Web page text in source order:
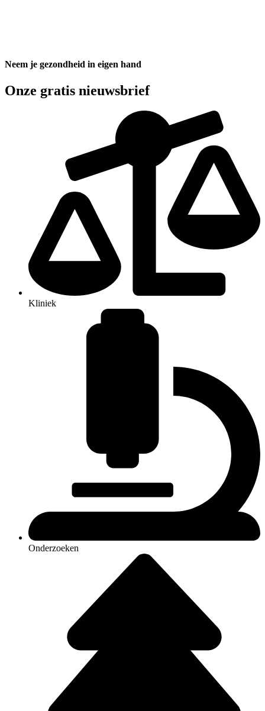
Neem je gezondheid in eigen hand
Onze gratis nieuwsbrief
Kliniek
Onderzoeken